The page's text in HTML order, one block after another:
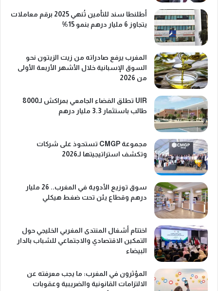
أطلنطا سند للتأمين تُنهي 2025 برقم معاملات
يتجاوز 6 مليار درهم بنمو 15%
المغرب يرفع صادراته من زيت الزيتون نحو
السوق الإسبانية خلال الأشهر الأربعة الأولى
من 2026
UIR تطلق الفضاء الجامعي بمراكش لـ8000
طالب باستثمار 3.3 مليار درهم
مجموعة CMGP تستحوذ على شركات
وتكشف استراتيجيتها لـ2026
سوق توزيع الأدوية في المغرب.. 26 مليار
درهم وقطاع يئن تحت ضغط هيكلي
اختتام أشغال المنتدى المغربي الخليجي حول
التمكين الاقتصادي والاجتماعي للشباب بالدار
البيضاء
المؤثرون في المغرب: ما يجب معرفته عن
الالتزامات القانونية والضريبية وعقوبات